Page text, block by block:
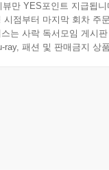
만 YES포인트 지급됩니
시점부터 마지막 회차 주
는 사락 독서모임 게시
ray, 패션 및 판매금지 상